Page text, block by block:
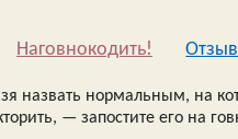
Наговнокодить!
назвать нормальным, на
— запостите его на